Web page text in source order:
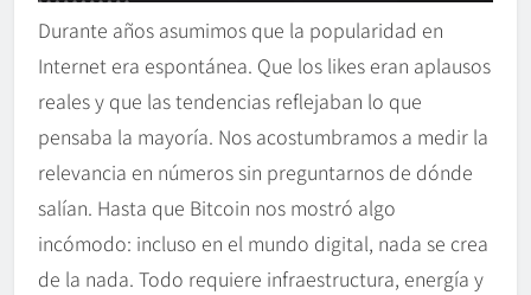
Durante años asumimos que la popularidad en
Internet era espontánea. Que los likes eran aplausos
reales y que las tendencias reflejaban lo que
pensaba la mayoría. Nos acostumbramos a medir la
relevancia en números sin preguntarnos de dónde
salían. Hasta que Bitcoin nos mostró algo
incómodo: incluso en el mundo digital, nada se crea
de la nada. Todo requiere infraestructura, energía y